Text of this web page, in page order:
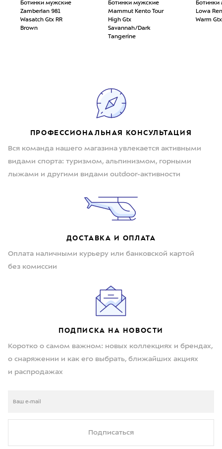
Ботинки мужские
Mammut Kento Tour
High Gtx
Ботинки мужские
Lowa Renegade
ПРОФЕССИОНАЛЬНАЯ КОНСУЛЬТАЦИЯ
Вся команда нашего магазина увлекается активными
видами спорта: туризмом, альпинизмом, горными
лыжами и другими видами outdoor-активности
ДОСТАВКА И ОПЛАТА
Оплата наличными курьеру или банковской картой
без комиссии
ПОДПИСКА НА НОВОСТИ
Коротко о самом важном: новых коллекциях и брендах,
о снаряжении и как его выбрать, ближайших акциях
и распродажах
Подписаться